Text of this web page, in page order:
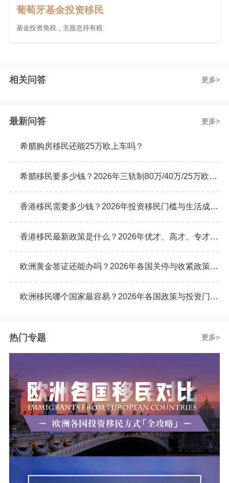
葡萄牙基金投资移民
基金投资免税，无股息持有税
相关问答 更多
最新问答 更多
希腊购房移民还能25万欧上车吗？
希腊移民要多少钱？2026年三轨制80万/40万/25万欧元购房门槛详解
香港移民需要多少钱？2026年投资移民门槛与生活成本真实预算
香港移民最新政策是什么？2026年优才、高才、专才计划申请条件全解析
欧洲黄金签证还能办吗？2026年各国关停与收紧政策最新动态
欧洲移民哪个国家最容易？2026年各国政策与投资门槛全面对比
热门专题 更多